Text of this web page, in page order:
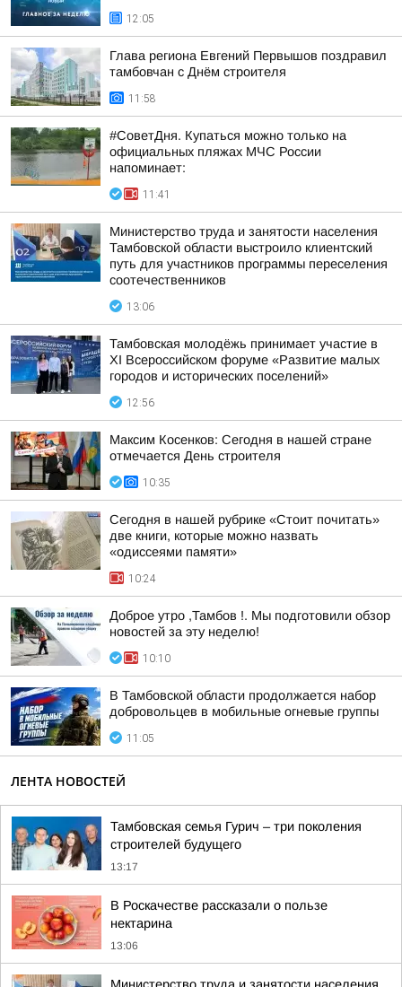
12:05
Глава региона Евгений Первышов поздравил
тамбовчан с Днём строителя
11:58
#СоветДня. Купаться можно только на
официальных пляжах МЧС России
напоминает:
11:41
Министерство труда и занятости населения
Тамбовской области выстроило клиентский
путь для участников программы переселения
соотечественников
13:06
Тамбовская молодёжь принимает участие в
XI Всероссийском форуме «Развитие малых
городов и исторических поселений»
12:56
Максим Косенков: Сегодня в нашей стране
отмечается День строителя
10:35
Сегодня в нашей рубрике «Стоит почитать»
две книги, которые можно назвать
«одиссеями памяти»
10:24
Доброе утро ,Тамбов !. Мы подготовили обзор
новостей за эту неделю!
10:10
В Тамбовской области продолжается набор
добровольцев в мобильные огневые группы
11:05
ЛЕНТА НОВОСТЕЙ
Тамбовская семья Гурич – три поколения
строителей будущего
13:17
В Роскачестве рассказали о пользе
нектарина
13:06